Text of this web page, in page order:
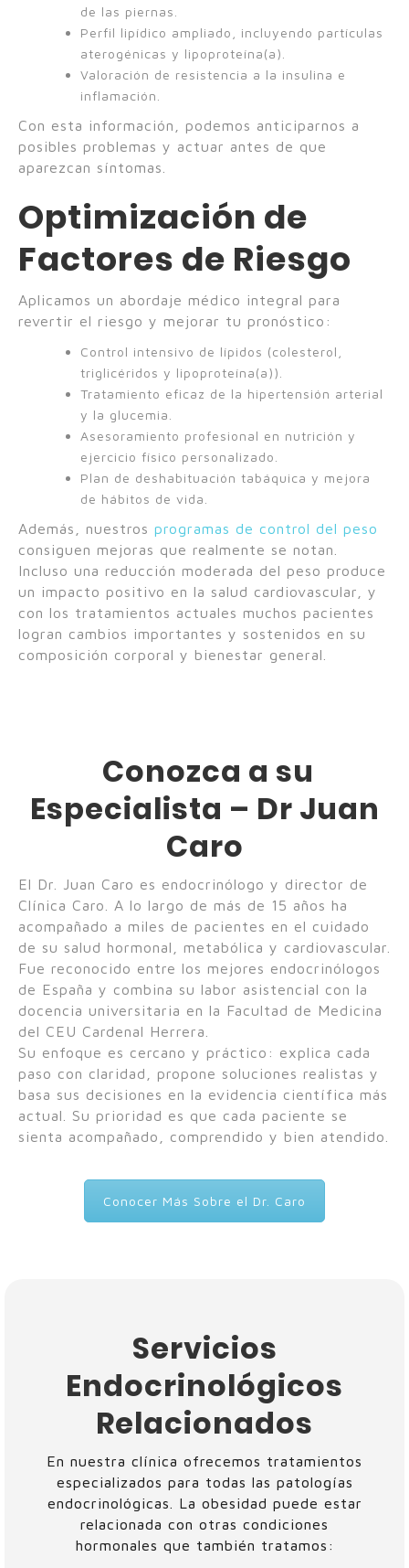
de las piernas.
Perfil lipídico ampliado, incluyendo partículas
aterogénicas y lipoproteína(a).
Valoración de resistencia a la insulina e
inflamación.
Con esta información, podemos anticiparnos a
posibles problemas y actuar antes de que
aparezcan síntomas.
Optimización de
Factores de Riesgo
Aplicamos un abordaje médico integral para
revertir el riesgo y mejorar tu pronóstico:
Control intensivo de lípidos (colesterol,
triglicéridos y lipoproteína(a)).
Tratamiento eficaz de la hipertensión arterial
y la glucemia.
Asesoramiento profesional en nutrición y
ejercicio físico personalizado.
Plan de deshabituación tabáquica y mejora
de hábitos de vida.
Además, nuestros programas de control del peso
consiguen mejoras que realmente se notan.
Incluso una reducción moderada del peso produce
un impacto positivo en la salud cardiovascular, y
con los tratamientos actuales muchos pacientes
logran cambios importantes y sostenidos en su
composición corporal y bienestar general.
Conozca a su
Especialista – Dr Juan
Caro
El Dr. Juan Caro es endocrinólogo y director de
Clínica Caro. A lo largo de más de 15 años ha
acompañado a miles de pacientes en el cuidado
de su salud hormonal, metabólica y cardiovascular.
Fue reconocido entre los mejores endocrinólogos
de España y combina su labor asistencial con la
docencia universitaria en la Facultad de Medicina
del CEU Cardenal Herrera.
Su enfoque es cercano y práctico: explica cada
paso con claridad, propone soluciones realistas y
basa sus decisiones en la evidencia científica más
actual. Su prioridad es que cada paciente se
sienta acompañado, comprendido y bien atendido.
Conocer Más Sobre el Dr. Caro
Servicios
Endocrinológicos
Relacionados
En nuestra clínica ofrecemos tratamientos
especializados para todas las patologías
endocrinológicas. La obesidad puede estar
relacionada con otras condiciones
hormonales que también tratamos: